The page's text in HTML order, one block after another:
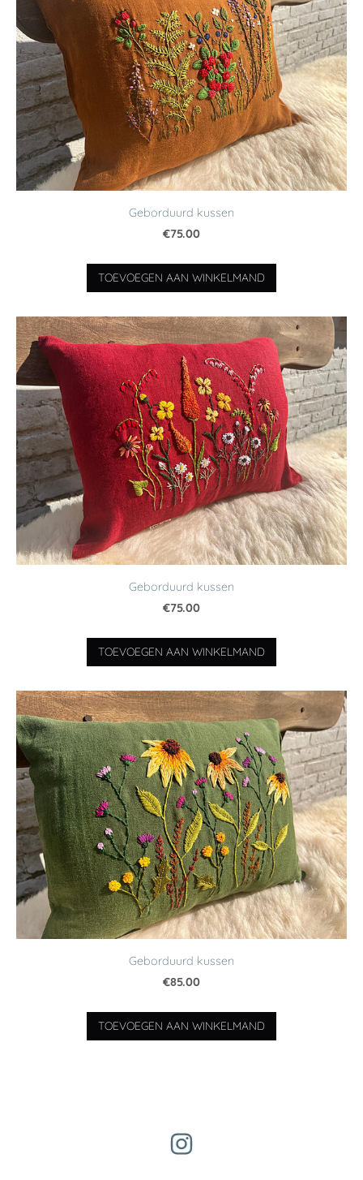
Geborduurd kussen
€75.00
TOEVOEGEN AAN WINKELMAND
Geborduurd kussen
€75.00
TOEVOEGEN AAN WINKELMAND
Geborduurd kussen
€85.00
TOEVOEGEN AAN WINKELMAND